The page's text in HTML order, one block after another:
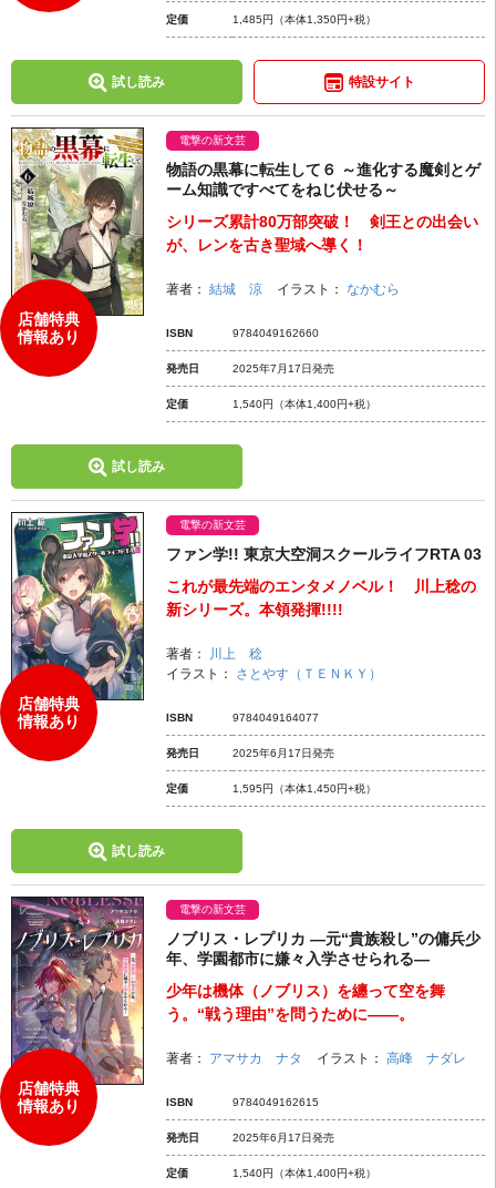
定価 1,485円 （本体1,350円+税）
試し読み 特設サイト
店舗特典
情報あり
電撃の新文芸
物語の黒幕に転生して６ ～進化する魔剣とゲ
ーム知識ですべてをねじ伏せる～
シリーズ累計80万部突破！ 剣王との出会い
が、レンを古き聖域へ導く！
著者： 結城 涼 イラスト： なかむら
ISBN 9784049162660
発売日 2025年7月17日発売
定価 1,540円 （本体1,400円+税）
試し読み
店舗特典
情報あり
電撃の新文芸
ファン学!! 東京大空洞スクールライフRTA 03
これが最先端のエンタメノベル！ 川上稔の
新シリーズ。本領発揮!!!!
著者：
川上 稔
イラスト： さとやす（ＴＥＮＫＹ）
ISBN 9784049164077
発売日 2025年6月17日発売
定価 1,595円 （本体1,450円+税）
試し読み
店舗特典
情報あり
電撃の新文芸
ノブリス・レプリカ ―元“貴族殺し”の傭兵少
年、学園都市に嫌々入学させられる―
少年は機体（ノブリス）を纏って空を舞
う。“戦う理由”を問うために――。
著者： アマサカ ナタ イラスト： 高峰 ナダレ
ISBN 9784049162615
発売日 2025年6月17日発売
定価 1,540円 （本体1,400円+税）